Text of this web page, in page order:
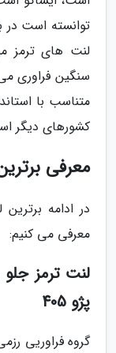
توانسته است در
لنت های ترمز
سنگین فراوری
متناسب با
کشورهای دیگر
معرفی برترین
معرفی می کنیم:
پژو 405